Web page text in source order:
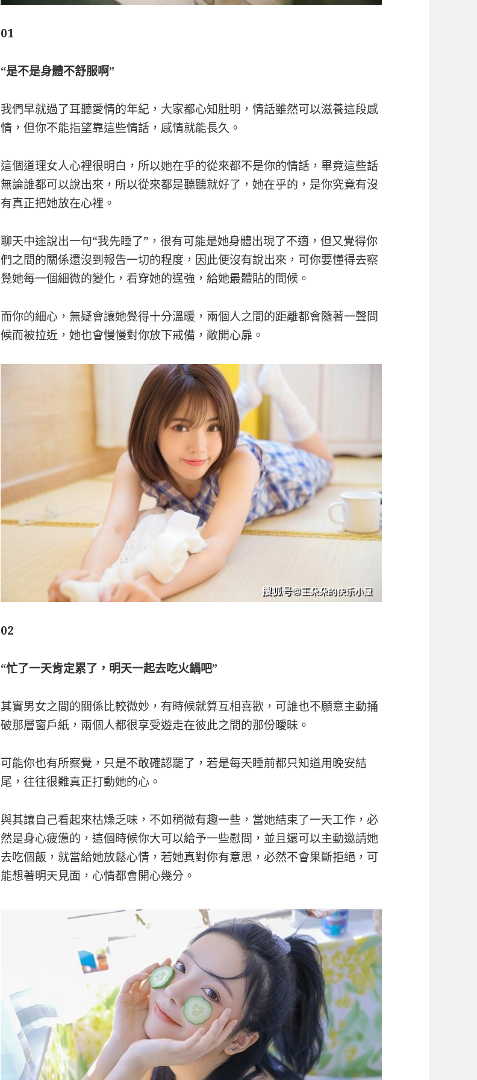
01
“是不是身體不舒服啊”
我們早就過了耳聽愛情的年紀，大家都心知肚明，情話雖然可以滋養這段感
情，但你不能指望靠這些情話，感情就能長久。
這個道理女人心裡很明白，所以她在乎的從來都不是你的情話，畢竟這些話
無論誰都可以說出來，所以從來都是聽聽就好了，她在乎的，是你究竟有沒
有真正把她放在心裡。
聊天中途說出一句“我先睡了”，很有可能是她身體出現了不適，但又覺得你
們之間的關係還沒到報告一切的程度，因此便沒有說出來，可你要懂得去察
覺她每一個細微的變化，看穿她的逞強，給她最體貼的問候。
而你的細心，無疑會讓她覺得十分溫暖，兩個人之間的距離都會隨著一聲問
候而被拉近，她也會慢慢對你放下戒備，敞開心扉。
02
“忙了一天肯定累了，明天一起去吃火鍋吧”
其實男女之間的關係比較微妙，有時候就算互相喜歡，可誰也不願意主動捅
破那層窗戶紙，兩個人都很享受遊走在彼此之間的那份曖昧。
可能你也有所察覺，只是不敢確認罷了，若是每天睡前都只知道用晚安結
尾，往往很難真正打動她的心。
與其讓自己看起來枯燥乏味，不如稍微有趣一些，當她結束了一天工作，必
然是身心疲憊的，這個時候你大可以給予一些慰問，並且還可以主動邀請她
去吃個飯，就當給她放鬆心情，若她真對你有意思，必然不會果斷拒絕，可
能想著明天見面，心情都會開心幾分。